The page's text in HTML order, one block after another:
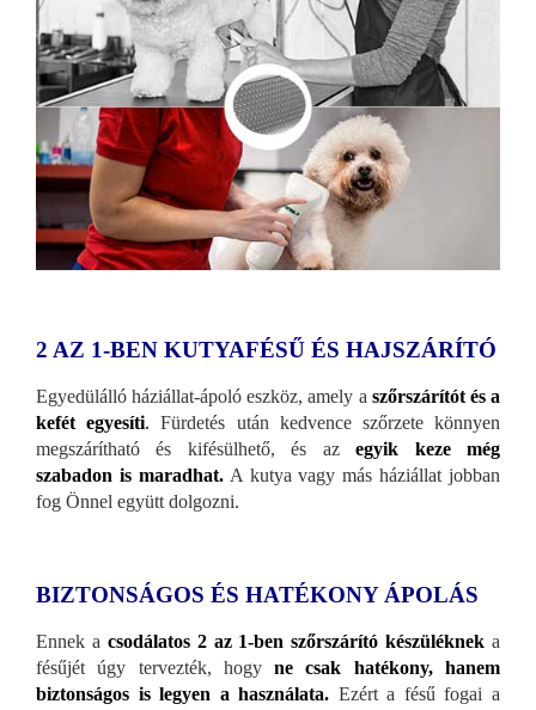
2 AZ 1-BEN KUTYAFÉSŰ ÉS HAJSZÁRÍTÓ
Egyedülálló háziállat-ápoló eszköz, amely a szőrszárítót és a
kefét egyesíti. Fürdetés után kedvence szőrzete könnyen
megszárítható és kifésülhető, és azegyik keze még
szabadon is maradhat.A kutya vagy más háziállat jobban
fog Önnel együtt dolgozni.
BIZTONSÁGOS ÉS HATÉKONY ÁPOLÁS
Ennek a csodálatos 2 az 1-ben szőrszárító készüléknek a
fésűjét úgy tervezték, hogyne csak hatékony, hanem
biztonságos is legyen a használata. Ezért a fésű fogai a